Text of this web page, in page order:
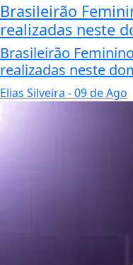
Brasileirão
realizadas neste
Brasileirão
realizadas neste
Elias Silveira - 09 de Ago